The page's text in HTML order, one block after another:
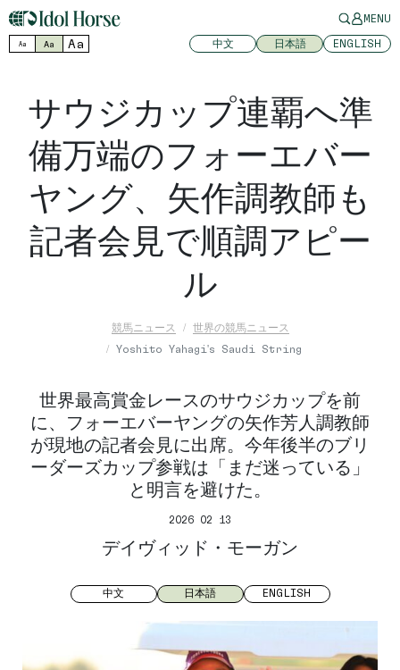
MENU
Aa Aa Aa 中文 日本語 ENGLISH
サウジカップ連覇へ準
備万端のフォーエバー
ヤング、矢作調教師も
記者会見で順調アピー
ル
競馬ニュース
世界の競馬ニュース
Yoshito Yahagi's Saudi String
世界最高賞金レースのサウジカップを前
に、フォーエバーヤングの矢作芳人調教師
が現地の記者会見に出席。今年後半のブリ
ーダーズカップ参戦は「まだ迷っている」
と明言を避けた。
2026 02 13
デイヴィッド・モーガン
中文 日本語 ENGLISH